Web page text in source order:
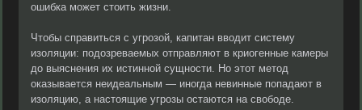
ошибка может стоить жизни.
Чтобы справиться с угрозой, капитан вводит систему
изоляции: подозреваемых отправляют в криогенные камеры
до выяснения их истинной сущности. Но этот метод
оказывается неидеальным — иногда невинные попадают в
изоляцию, а настоящие угрозы остаются на свободе.